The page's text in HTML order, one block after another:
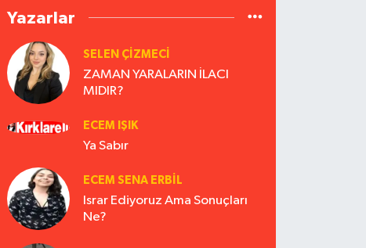
Yazarlar
SELEN ÇİZMECİ
ZAMAN YARALARIN İLACI
MIDIR?
ECEM IŞIK
Ya Sabır
ECEM SENA ERBIL
Israr Ediyoruz Ama Sonuçları
Ne?